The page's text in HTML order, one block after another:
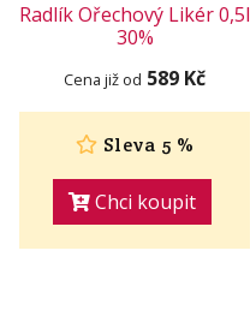
Radlík Ořechový Likér 0,5l
30%
Cena již od 589 Kč
Sleva 5 %
Chci koupit